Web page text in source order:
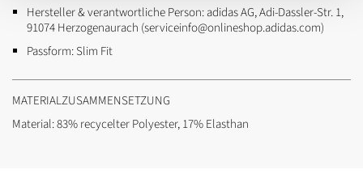
Hersteller & verantwortliche Person:adidas AG, Adi-Dassler-Str. 1,
91074 Herzogenaurach (serviceinfo@onlineshop.adidas.com)
Passform:Slim Fit
MATERIALZUSAMMENSETZUNG
Material: 83% recycelter Polyester, 17% Elasthan